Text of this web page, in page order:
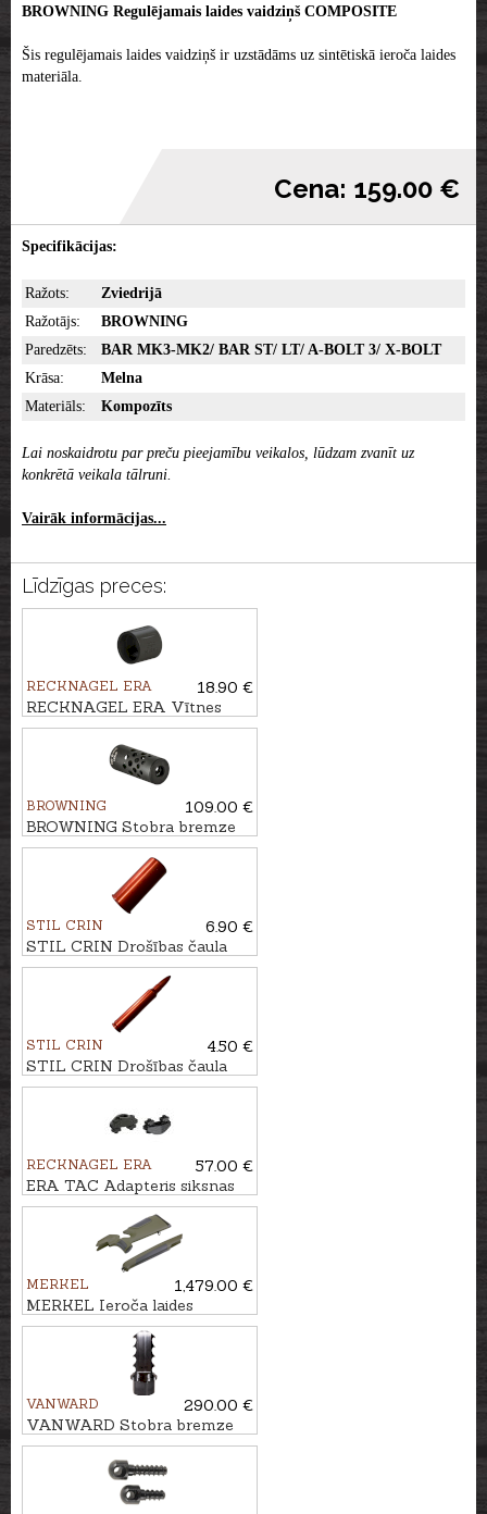
BROWNING Regulējamais laides vaidziņš COMPOSITE
Šis regulējamais laides vaidziņš ir uzstādāms uz sintētiskā ieroča laides
materiāla.
Cena: 159.00 €
Specifikācijas:
Ražots:
Zviedrijā
Ražotājs:
BROWNING
Paredzēts:
BAR MK3-MK2/ BAR ST/ LT/ A-BOLT 3/ X-BOLT
Krāsa:
Melna
Materiāls:
Kompozīts
Lai noskaidrotu par preču pieejamību veikalos, lūdzam zvanīt uz
konkrētā veikala tālruni.
Vairāk informācijas...
Līdzīgas preces:
RECKNAGEL ERA
18.90 €
RECKNAGEL ERA Vītnes
aizsarggredzens M15x1
BROWNING
109.00 €
BROWNING Stobra bremze
T1 M14x1 BLACK kal. .30
STIL CRIN
6.90 €
STIL CRIN Drošības čaula
kal. .12 (48cm)
STIL CRIN
4.50 €
STIL CRIN Drošības čaula
kal. .300Win.Mag.
RECKNAGEL ERA
57.00 €
ERA TAC Adapteris siksnas
cilpai M-LOC
MERKEL
1,479.00 €
MERKEL Ieroča laides
komplekts RX.HELIX
SPEEDSTER, Zaļa/Brūna
VANWARD
290.00 €
VANWARD Stobra bremze
ProBrake kal. 30 M22x1